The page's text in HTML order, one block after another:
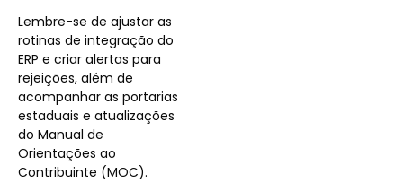
Lembre-se de ajustar as
rotinas de integração do
ERP e criar alertas para
rejeições, além de
acompanhar as portarias
estaduais e atualizações
do Manual de
Orientações ao
Contribuinte (MOC).